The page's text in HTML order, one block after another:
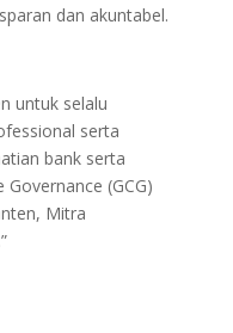
dan akuntabel.
untuk selalu
serta
bank serta
(GCG)
Mitra